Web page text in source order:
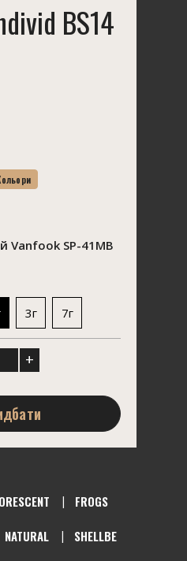
BS14
Vanfook SP-41MB
3г 7г
+
FROGS
NATURAL
SHELLBE